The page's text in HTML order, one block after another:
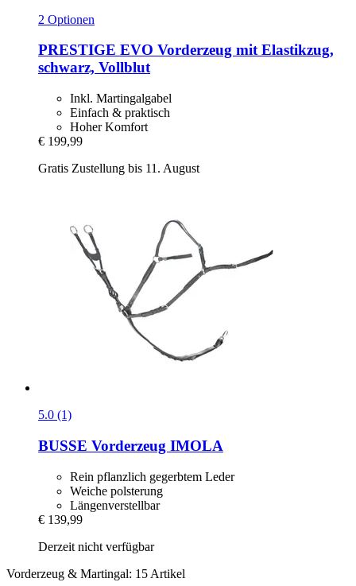
2 Optionen
PRESTIGE EVO Vorderzeug mit Elastikzug,
schwarz, Vollblut
Inkl. Martingalgabel
Einfach & praktisch
Hoher Komfort
€ 199,99
Gratis Zustellung bis 11. August
5.0 (1)
BUSSE Vorderzeug IMOLA
Rein pflanzlich gegerbtem Leder
Weiche polsterung
Längenverstellbar
€ 139,99
Derzeit nicht verfügbar
Vorderzeug & Martingal: 15 Artikel